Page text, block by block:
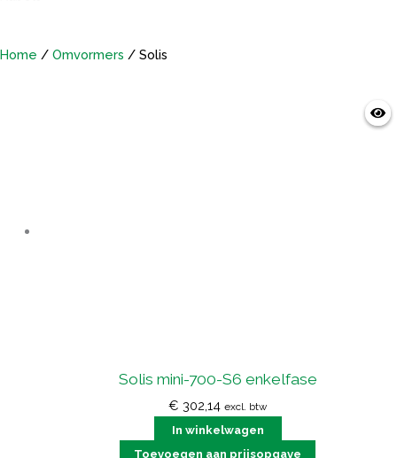
Home / Omvormers / Solis
Solis mini-700-S6 enkelfase
€ 302,14 excl. btw
In winkelwagen
Toevoegen aan prijsopgave